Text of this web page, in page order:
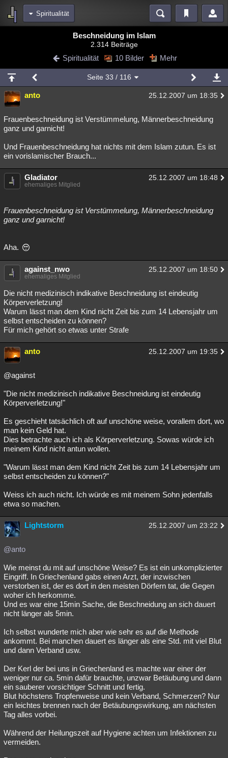
Spiritualität
Blogs Videos
Chat Wiki Neuigkeiten
meine Rubriken
Menschen Mystery Kriminalfälle
Spiritualität Verschwörungen Technologie Ufologie
weitere Rubriken
Philosophie Träume Orte Esoterik Literatur
Astronomie Helpdesk
Musik Clash Verbesserungen Allmystery English
Übersichten
Lesenswert Schlüsselwörter
Beschneidung im Islam
2.314 Beiträge
Spiritualität 10 Bilder Mehr
Seite33 / 116
anto 25.12.2007 um 18:35
Frauenbeschneidung ist Verstümmelung, Männerbeschneidung
ganz und garnicht!
Und Frauenbeschneidung hat nichts mit dem Islam zutun. Es ist
ein vorislamischer Brauch...
Gladiator 25.12.2007 um 18:48
ehemaliges Mitglied
Frauenbeschneidung ist Verstümmelung, Männerbeschneidung
ganz und garnicht!
Aha.
against_nwo 25.12.2007 um 18:50
ehemaliges Mitglied
Die nicht medizinisch indikative Beschneidung ist eindeutig
Körperverletzung!
Warum lässt man dem Kind nicht Zeit bis zum 14 Lebensjahr um
selbst entscheiden zu können?
Für mich gehört so etwas unter Strafe
anto 25.12.2007 um 19:35
@against
"Die nicht medizinisch indikative Beschneidung ist eindeutig
Körperverletzung!"
Es geschieht tatsächlich oft auf unschöne weise, vorallem dort, wo
man kein Geld hat.
Dies betrachte auch ich als Körperverletzung. Sowas würde ich
meinem Kind nicht antun wollen.
"Warum lässt man dem Kind nicht Zeit bis zum 14 Lebensjahr um
selbst entscheiden zu können?"
Weiss ich auch nicht. Ich würde es mit meinem Sohn jedenfalls
etwa so machen.
Lightstorm 25.12.2007 um 23:22
@anto
Wie meinst du mit auf unschöne Weise? Es ist ein unkomplizierter
Eingriff. In Griechenland gabs einen Arzt, der inzwischen
verstorben ist, der es dort in den meisten Dörfern tat, die Gegen
woher ich herkomme.
Und es war eine 15min Sache, die Beschneidung an sich dauert
nicht länger als 5min.
Ich selbst wunderte mich aber wie sehr es auf die Methode
ankommt. Bei manchen dauert es länger als eine Std. mit viel Blut
und dann Verband usw.
Der Kerl der bei uns in Griechenland es machte war einer der
weniger nur ca. 5min dafür brauchte, unzwar Betäubung und dann
ein sauberer vorsichtiger Schnitt und fertig.
Blut höchstens Tropfenweise und kein Verband, Schmerzen? Nur
ein leichtes brennen nach der Betäubungswirkung, am nächsten
Tag alles vorbei.
Während der Heilungszeit auf Hygiene achten um Infektionen zu
vermeiden.